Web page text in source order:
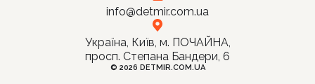
info@detmir.com.ua
Україна, Київ, м. ПОЧАЙНА,
просп. Степана Бандери, 6
© 2026 DETMIR.COM.UA